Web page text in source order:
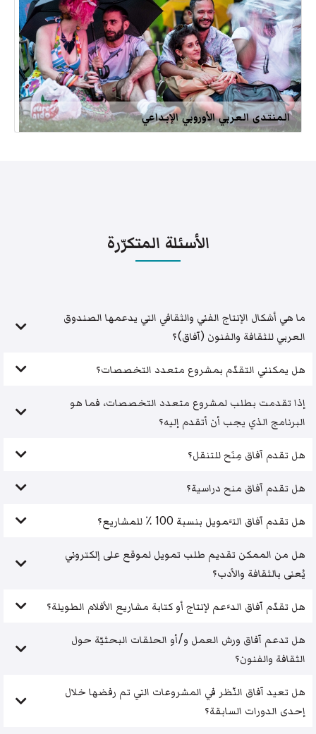
المنتدى العربي الأوروبي الإبداعي
الأسئلة المتكرّرة
ما هي أشكال الإنتاج الفني والثقافي التي يدعمها الصندوق
العربي للثقافة والفنون (آفاق)؟
هل يمكنني التقدّم بمشروع متعدد التخصصات؟
إذا تقدمت بطلب لمشروع متعدد التخصصات، فما هو
البرنامج الذي يجب أن أتقدم إليه؟
هل تقدم آفاق مِنَح للتنقل؟
هل تقدم آفاق منح دراسية؟
هل تقدم آفاق التَّمويل بنسبة 100 ٪ للمشاريع؟
هل من الممكن تقديم طلب تمويل لموقع على إلكتروني
يُعنى بالثقافة والأدب؟
هل تقدّم آفاق الدَّعم لإنتاج أو كتابة مشاريع الأفلام الطويلة؟
هل تدعم آفاق ورش العمل و/أو الحلقات البحثيّة حول
الثقافة والفنون؟
هل تعيد آفاق النّظر في المشروعات التي تم رفضها خلال
إحدى الدورات السابقة؟